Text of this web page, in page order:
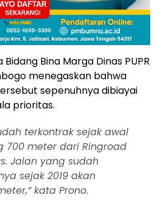
Bina Marga Dinas PUPR
menegaskan bahwa
sepenuhnya dibiayai
prioritas.
terkontrak sejak awal
700 meter dari Ringroad
Jalan yang sudah
sejak 2019 akan
kata Prono.